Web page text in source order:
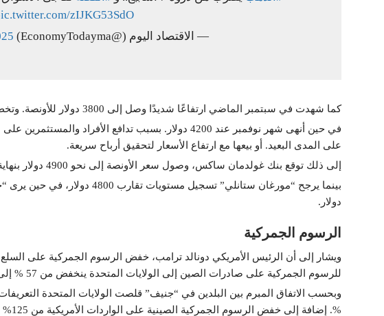
zIJKG53SdO
— الاقتصاد اليوم (@EconomyTodayma)
كما شهدت في سبتمبر الماضي ارتفاعًا شديدًا وصل إلى 3800 دولار للأونصة. وتخطت مستوى 4000 دولار للأونصة في نهاية أكتوبر.
في حين أنهى شهر نوفمبر عند 4200 دولار. بسبب تدافع
على المدى البعيد. أو بيعها مع ارتفاع الأسعار لتحقيق أرباح سريعة.
إلى ذلك توقع بنك غولدمان ساكس، وصول سعر الأونصة إلى نحو 4900 دولار بنهاية 2026.
دولار.
الرسوم الجمركية
للرسوم الجمركية على صادرات الصين إلى الولايات المتحدة ينخفض من 57 % إلى 47 %.
%. إضافة إلى خفض الرسوم الجمركية الصينية على الواردات الأمريكية من 125% إلى 10%.